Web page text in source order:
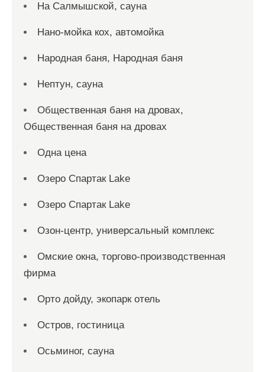
На Салмышской, сауна
Нано-мойка кох, автомойка
Народная баня, Народная баня
Нептун, сауна
Общественная баня на дровах,
Общественная баня на дровах
Одна цена
Озеро Спартак Lake
Озеро Спартак Lake
Озон-центр, универсальный комплекс
Омские окна, торгово-производственная
фирма
Орто дойду, экопарк отель
Остров, гостиница
Осьминог, сауна